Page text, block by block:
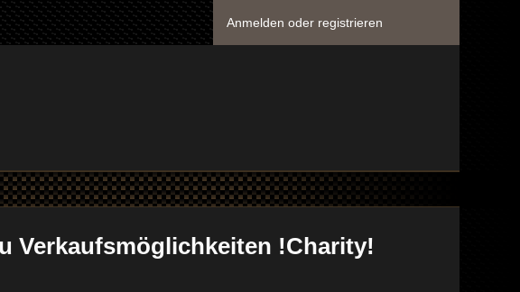
Anmelden oder registrieren
Verkaufsmöglichkeiten !Charity!